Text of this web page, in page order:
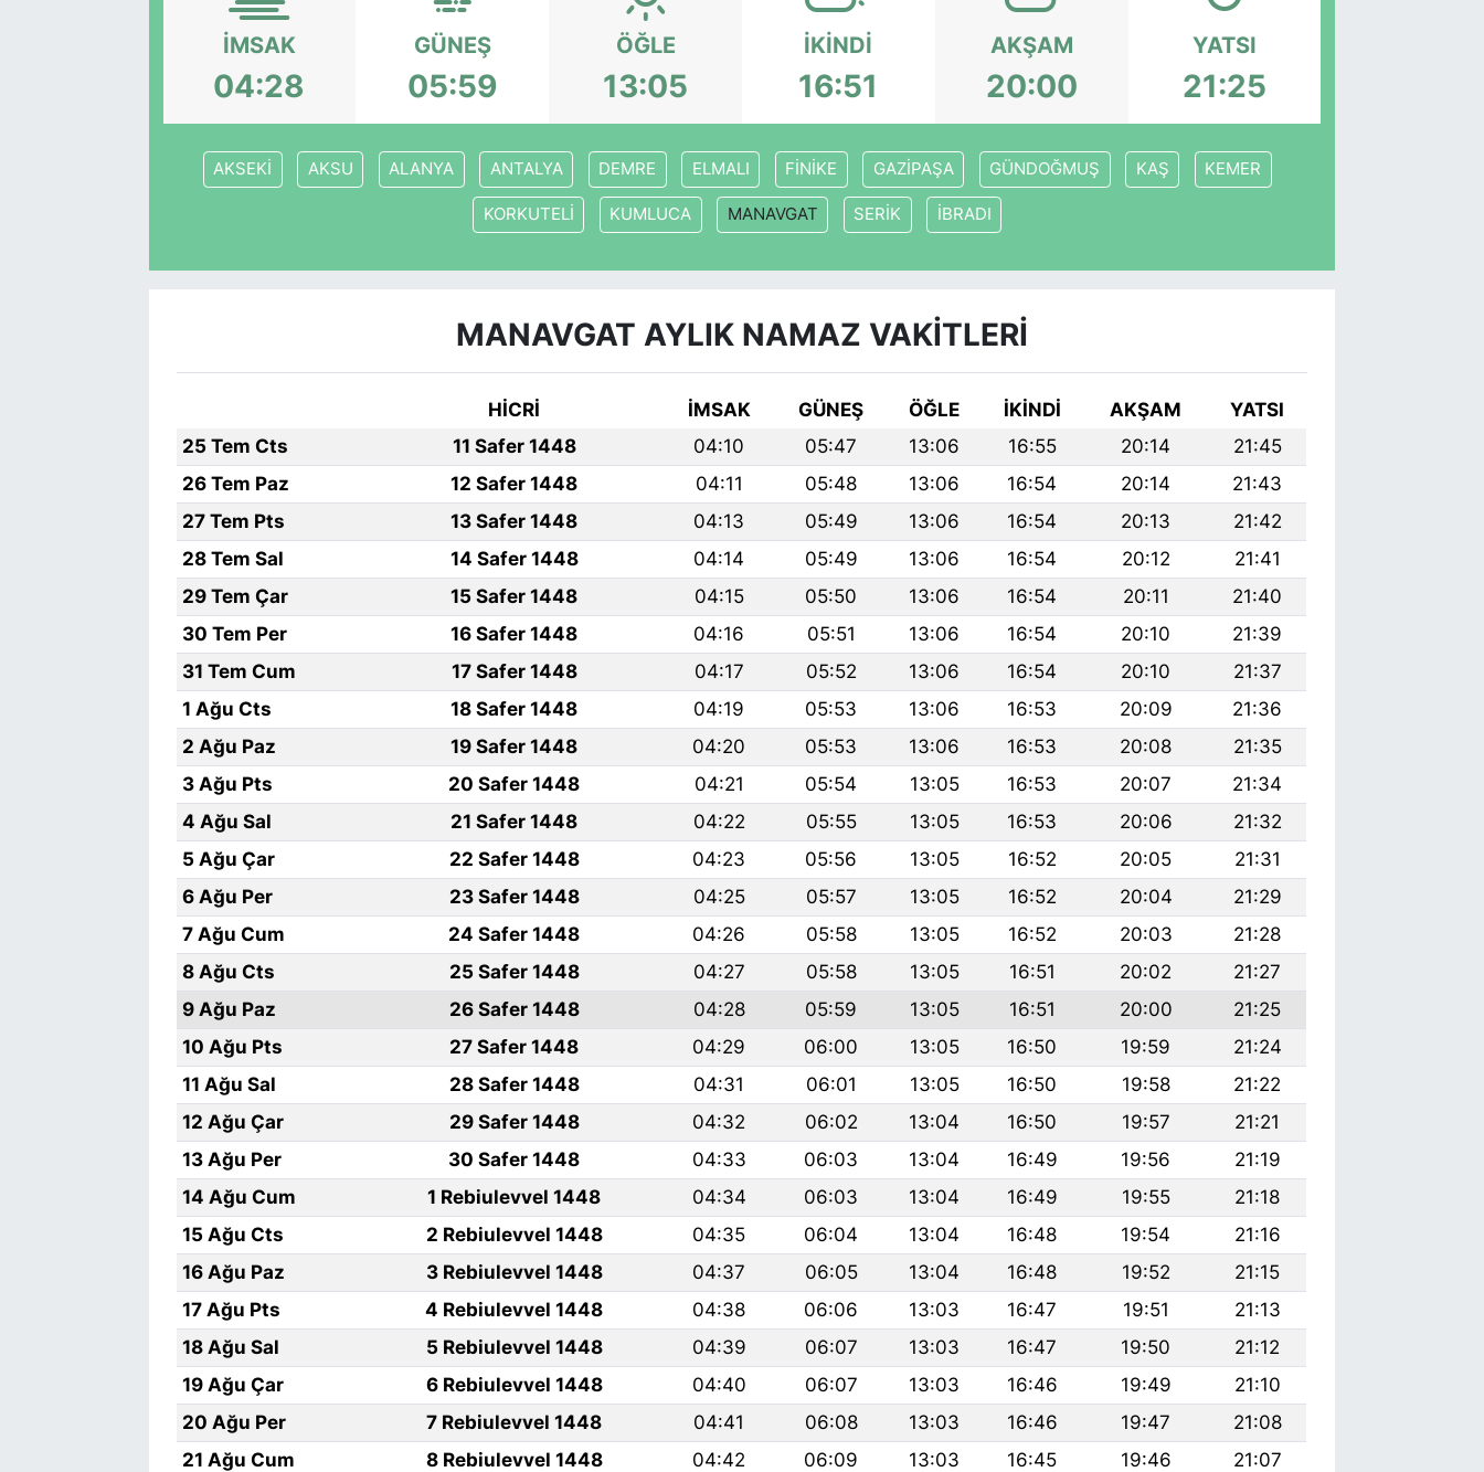
İMSAK
04:28
GÜNEŞ
05:59
ÖĞLE
13:05
İKINDI
16:51
AKŞAM
20:00
YATSI
21:25
AKSEKİ AKSU ALANYA ANTALYA DEMRE ELMALI FİNİKE GAZİPAŞA GÜNDOĞMUŞ KAŞ KEMER
KORKUTELİ KUMLUCA MANAVGAT SERİK İBRADI
MANAVGAT AYLIK NAMAZ VAKITLERI
HİCRİ İMSAK GÜNEŞ ÖĞLE İKINDI AKŞAM
YATSI
25 Tem Cts
11 Safer 1448 04:10 05:47 13:06 16:55 20:14
21:45
26 Tem Paz
12 Safer 1448 04:11 05:48 13:06 16:54 20:14
21:43
27 Tem Pts
13 Safer 1448 04:13 05:49 13:06 16:54 20:13
21:42
28 Tem Sal
14 Safer 1448 04:14 05:49 13:06 16:54 20:12
21:41
29 Tem Çar
15 Safer 1448 04:15 05:50 13:06 16:54 20:11
21:40
30 Tem Per
16 Safer 1448 04:16 05:51 13:06 16:54 20:10
21:39
31 Tem Cum
17 Safer 1448 04:17 05:52 13:06 16:54 20:10
21:37
1 Ağu Cts
18 Safer 1448 04:19 05:53 13:06 16:53 20:09
21:36
2 Ağu Paz
19 Safer 1448 04:20 05:53 13:06 16:53 20:08
21:35
3 Ağu Pts
20 Safer 1448 04:21 05:54 13:05 16:53 20:07
21:34
4 Ağu Sal
21 Safer 1448 04:22 05:55 13:05 16:53 20:06
21:32
5 Ağu Çar
22 Safer 1448 04:23 05:56 13:05 16:52 20:05
21:31
6 Ağu Per
23 Safer 1448 04:25 05:57 13:05 16:52 20:04
21:29
7 Ağu Cum
24 Safer 1448 04:26 05:58 13:05 16:52 20:03
21:28
8 Ağu Cts
25 Safer 1448 04:27 05:58 13:05 16:51 20:02
21:27
9 Ağu Paz
26 Safer 1448 04:28 05:59 13:05 16:51 20:00
21:25
10 Ağu Pts
27 Safer 1448 04:29 06:00 13:05 16:50 19:59
21:24
11 Ağu Sal
28 Safer 1448 04:31 06:01 13:05 16:50 19:58
21:22
12 Ağu Çar
29 Safer 1448 04:32 06:02 13:04 16:50 19:57
21:21
13 Ağu Per
30 Safer 1448 04:33 06:03 13:04 16:49 19:56
21:19
14 Ağu Cum
1 Rebiulevvel 1448 04:34 06:03 13:04 16:49 19:55
21:18
15 Ağu Cts
2 Rebiulevvel 1448 04:35 06:04 13:04 16:48 19:54
21:16
16 Ağu Paz
3 Rebiulevvel 1448 04:37 06:05 13:04 16:48 19:52
21:15
17 Ağu Pts
4 Rebiulevvel 1448 04:38 06:06 13:03 16:47 19:51
21:13
18 Ağu Sal
5 Rebiulevvel 1448 04:39 06:07 13:03 16:47 19:50
21:12
19 Ağu Çar
6 Rebiulevvel 1448 04:40 06:07 13:03 16:46 19:49
21:10
20 Ağu Per
7 Rebiulevvel 1448 04:41 06:08 13:03 16:46 19:47
21:08
21 Ağu Cum
8 Rebiulevvel 1448 04:42 06:09 13:03 16:45 19:46
21:07